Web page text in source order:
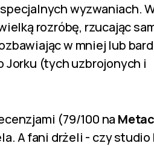
wyzwaniach.
rozróbę, rzucając
w mniej lub
Jorku (tych uzbrojonych i
(79/100 na
A fani drżeli - czy studio